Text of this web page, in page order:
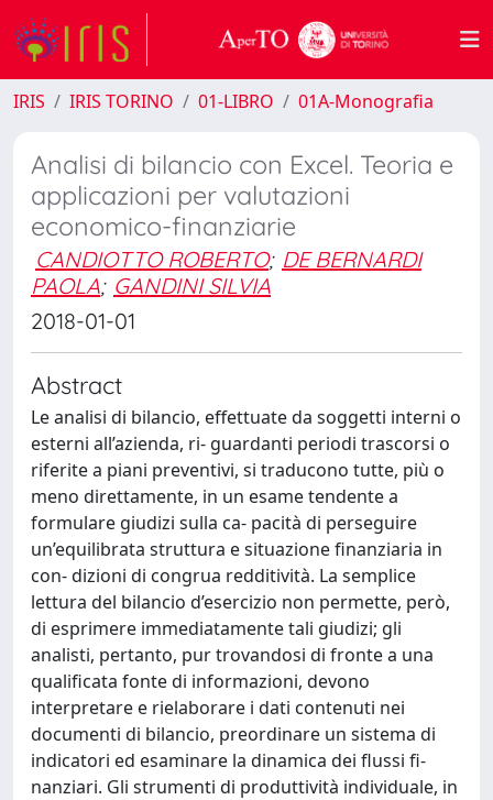
IRIS IRIS TORINO 01-LIBRO 01A-Monografia
Analisi di bilancio con Excel. Teoria e
applicazioni per valutazioni
economico-finanziarie
CANDIOTTO ROBERTO; DE BERNARDI
PAOLA; GANDINI SILVIA
2018-01-01
Abstract
Le analisi di bilancio, effettuate da soggetti interni o
esterni all’azienda, ri- guardanti periodi trascorsi o
riferite a piani preventivi, si traducono tutte, più o
meno direttamente, in un esame tendente a
formulare giudizi sulla ca- pacità di perseguire
un’equilibrata struttura e situazione finanziaria in
con- dizioni di congrua redditività. La semplice
lettura del bilancio d’esercizio non permette, però,
di esprimere immediatamente tali giudizi; gli
analisti, pertanto, pur trovandosi di fronte a una
qualificata fonte di informazioni, devono
interpretare e rielaborare i dati contenuti nei
documenti di bilancio, preordinare un sistema di
indicatori ed esaminare la dinamica dei flussi fi-
nanziari. Gli strumenti di produttività individuale, in